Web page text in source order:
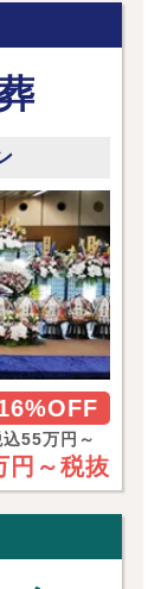
込55万円～
円～税抜